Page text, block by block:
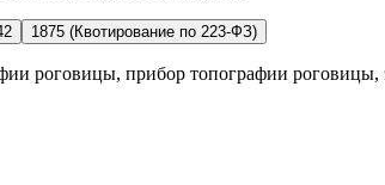
1875 (Квотирование по 223-ФЗ)
роговицы, прибор топографии роговицы,